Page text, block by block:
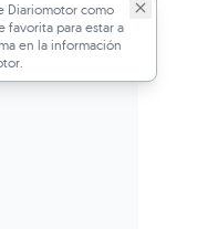
Diariomotor como
favorita para estar a
en la información